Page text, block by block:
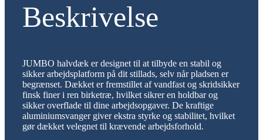
Beskrivelse
JUMBO halvdæk er designet til at tilbyde en stabil og
sikker arbejdsplatform på dit stillads, selv når pladsen er
begrænset. Dækket er fremstillet af vandfast og skridsikker
finsk finer i ren birketræ, hvilket sikrer en holdbar og
sikker overflade til dine arbejdsopgaver. De kraftige
aluminiumsvanger giver ekstra styrke og stabilitet, hvilket
gør dækket velegnet til krævende arbejdsforhold.